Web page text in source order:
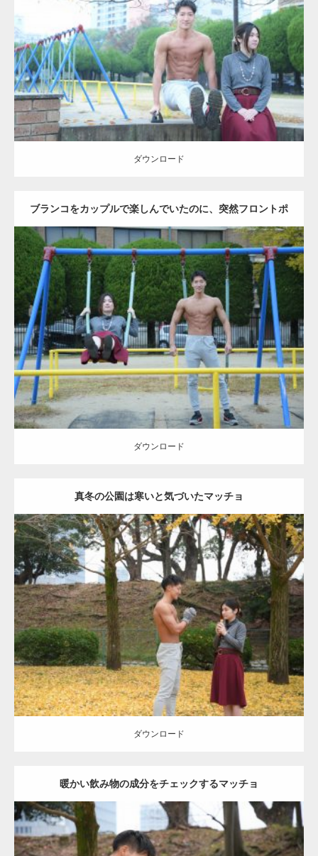
Update:2021.07.6
Category:公園のマッチョ その他 AKIHITO(細マッチョ) 腹筋
ダウンロード
ダウンロード
ブランコをカップルで楽しんでいたのに、突然フロントポ
ーズをするマッチョ
Update: 2021.07.6
Category:公園のマッチョ その他 AKIHITO(細マッチョ) 腹筋 大胸筋
ダウンロード
ダウンロード
真冬の公園は寒いと気づいたマッチョ
Update: 2021.07.8
Category:公園のマッチョ その他 AKIHITO(細マッチョ) 上腕三頭筋
肩
ダウンロード
ダウンロード
暖かい飲み物の成分をチェックするマッチョ